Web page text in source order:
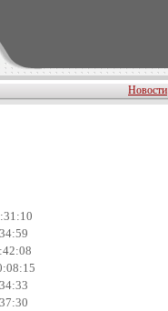
Новости